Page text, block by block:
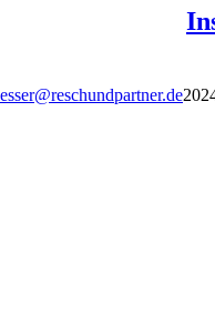
esser@reschundpartner.de